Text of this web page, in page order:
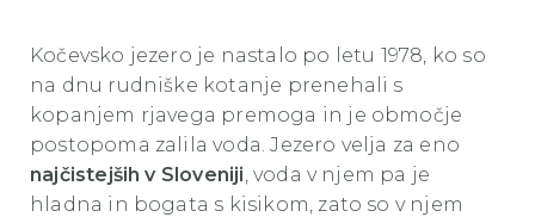
Kočevsko jezero je nastalo po letu 1978, ko so
na dnu rudniške kotanje prenehali s
kopanjem rjavega premoga in je območje
postopoma zalila voda. Jezero velja za eno
najčistejših v Sloveniji, voda v njem pa je
hladna in bogata s kisikom, zato so v njem